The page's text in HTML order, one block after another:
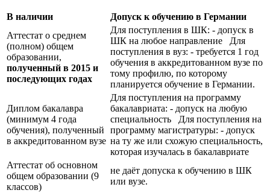
В наличии
Допуск к обучению в Германии
Аттестат о среднем
(полном) общем
образовании,
полученный в 2015 и
последующих годах
Для поступления в ШК: - допуск в
ШК на любое направление Для
поступления в вуз: - требуется 1 год
обучения в аккредитованном вузе по
тому профилю, по которому
планируется обучение в Германии.
Диплом бакалавра
(минимум 4 года
обучения), полученный
в аккредитованном вузе
Для поступления на программу
бакалавриата: - допуск на любую
специальность Для поступления на
программу магистратуры: - допуск
на ту же или схожую специальность,
которая изучалась в бакалавриате
Аттестат об основном
общем образовании (9
классов)
не даёт допуска к обучению в ШК
или вузе.